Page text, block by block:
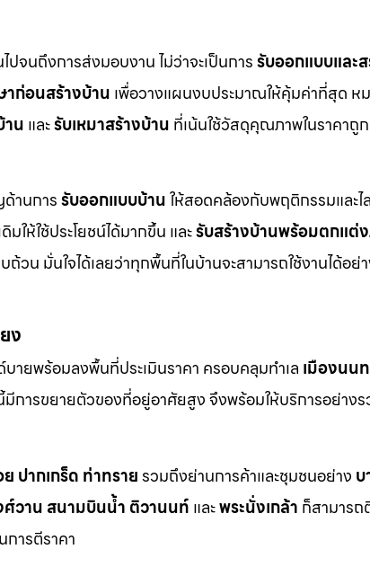
ปจนถึงการส่งมอบงาน ไม่ว่าจะเป็นการรับออกแบบและ
าก่อนสร้างบ้าน เพื่อวางแผนงบประมาณให้คุ้มค่าที่สุด ห
าน และรับเหมาสร้างบ้าน ที่เน้นใช้วัสดุคุณภาพในราคาถู
านการรับออกแบบบ้านให้สอดคล้องกับพฤติกรรมและไ
ให้ใช้ประโยชน์ได้มากขึ้น และรับสร้างบ้านพร้อมตกแต่
วน มั่นใจได้เลยว่าทุกพื้นที่ในบ้านจะสามารถใช้งานได้อ
ง
ายพร้อมลงพื้นที่ประเมินราคา ครอบคลุมทำเล เมืองนน
นี้มีการขยายตัวของที่อยู่อาศัยสูง จึงพร้อมให้บริการอย่างร
ปากเกร็ด ท่าทรายรวมถึงย่านการค้าและชุมชนอย่าง บ
วาน สนามบินน้ำ ติวานนท์ และพระนั่งเกล้า ก็สามารถ
ารตีราคา